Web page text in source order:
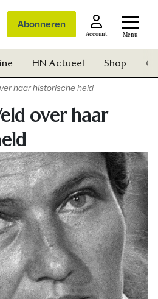
Abonneren
Account Menu
Zoek
HN Actueel Shop
haar historische held
over haar